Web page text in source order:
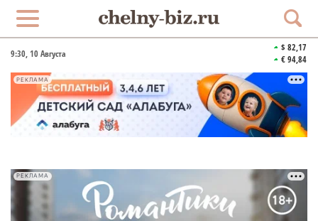
9:30, 10 Августа
$ 82,17
€ 94,84
РЕКЛАМА
РЕКЛАМА